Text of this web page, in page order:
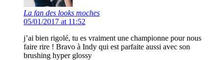
La fan des looks moches
05/01/2017 at 11:52
j’ai bien rigolé, tu es vraiment une championne pour nous
faire rire ! Bravo à Indy qui est parfaite aussi avec son
brushing hyper glossy